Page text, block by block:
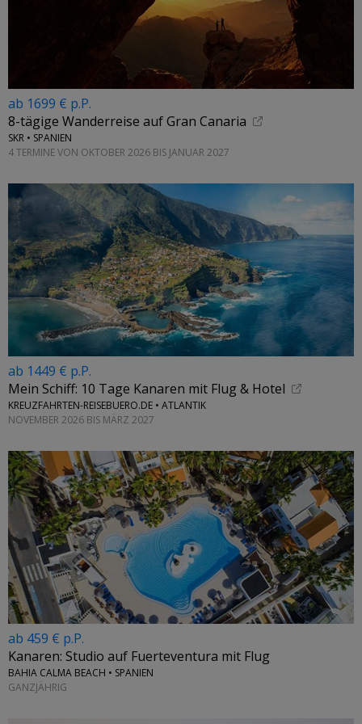
ab 1699 € p.P.
8-tägige Wanderreise auf Gran Canaria
SKR • SPANIEN
4 TERMINE VON OKTOBER 2026 BIS JANUAR 2027
ab 1449 € p.P.
Mein Schiff: 10 Tage Kanaren mit Flug & Hotel
KREUZFAHRTEN-REISEBUERO.DE • ATLANTIK
NOVEMBER 2026 BIS MÄRZ 2027
ab 459 € p.P.
Kanaren: Studio auf Fuerteventura mit Flug
BAHIA CALMA BEACH • SPANIEN
GANZJÄHRIG